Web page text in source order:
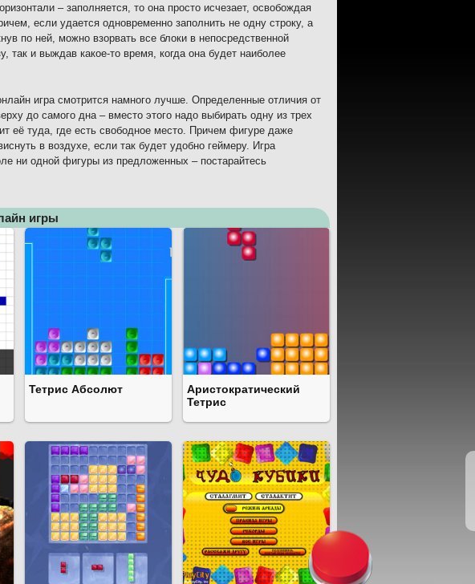
– заполняется, то она просто исчезает, освобождая
если удается одновременно заполнить не одну строку, а
по ней, можно взорвать все блоки в непосредственной
так и выждав какое-то время, когда она будет наиболее
игра смотрится намного лучше. Определенные отличия от
до самого дна – вместо этого надо выбирать одну из трех
её туда, где есть свободное место. Причем фигуре даже
в воздухе, если так будет удобно геймеру. Игра
ни одной фигуры из предложенных – постарайтесь
игры
Тетрис Абсолют
Аристократический
Тетрис